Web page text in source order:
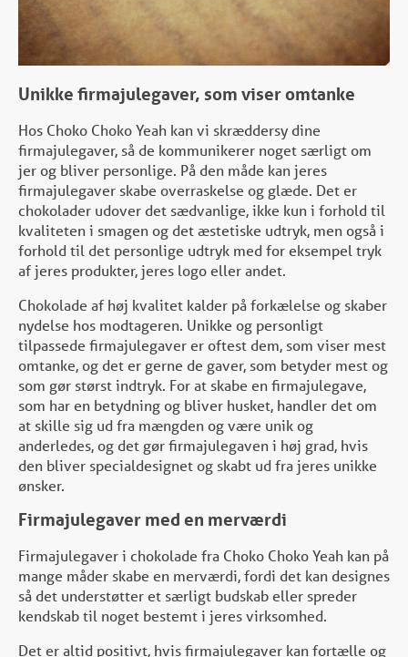
Unikke firmajulegaver, som viser omtanke
Hos Choko Choko Yeah kan vi skræddersy dine
firmajulegaver, så de kommunikerer noget særligt om
jer og bliver personlige. På den måde kan jeres
firmajulegaver skabe overraskelse og glæde. Det er
chokolader udover det sædvanlige, ikke kun i forhold til
kvaliteten i smagen og det æstetiske udtryk, men også i
forhold til det personlige udtryk med for eksempel tryk
af jeres produkter, jeres logo eller andet.
Chokolade af høj kvalitet kalder på forkælelse og skaber
nydelse hos modtageren. Unikke og personligt
tilpassede firmajulegaver er oftest dem, som viser mest
omtanke, og det er gerne de gaver, som betyder mest og
som gør størst indtryk. For at skabe en firmajulegave,
som har en betydning og bliver husket, handler det om
at skille sig ud fra mængden og være unik og
anderledes, og det gør firmajulegaven i høj grad, hvis
den bliver specialdesignet og skabt ud fra jeres unikke
ønsker.
Firmajulegaver med en merværdi
Firmajulegaver i chokolade fra Choko Choko Yeah kan på
mange måder skabe en merværdi, fordi det kan designes
så det understøtter et særligt budskab eller spreder
kendskab til noget bestemt i jeres virksomhed.
Det er altid positivt, hvis firmajulegaver kan fortælle og